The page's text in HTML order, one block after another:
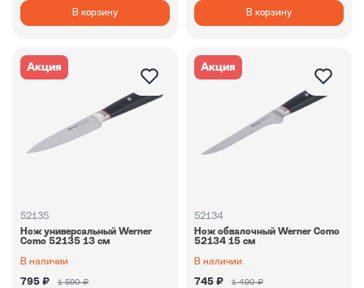
В корзину В корзину
Акция
52135
Нож универсальный Werner
Como 52135 13 см
В наличии
795 ₽ 1 590 ₽
Акция
52134
Нож обвалочный Werner Como
52134 15 см
В наличии
745 ₽ 1 490 ₽